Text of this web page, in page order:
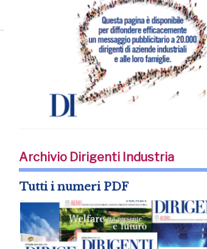
Archivio Dirigenti Industria
Tutti i numeri PDF